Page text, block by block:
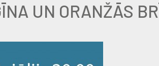
UN ORANŽĀS